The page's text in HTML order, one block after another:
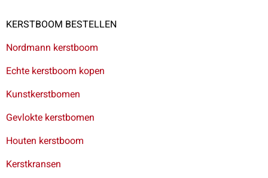
KERSTBOOM BESTELLEN
Nordmann kerstboom
Echte kerstboom kopen
Kunstkerstbomen
Gevlokte kerstbomen
Houten kerstboom
Kerstkransen